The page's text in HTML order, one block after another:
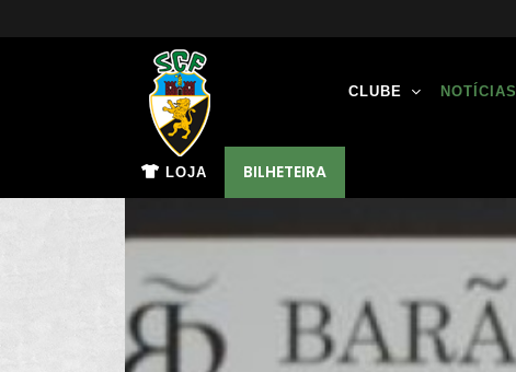
LOJA BILHETEIRA
CLUBE NOTÍCIAS